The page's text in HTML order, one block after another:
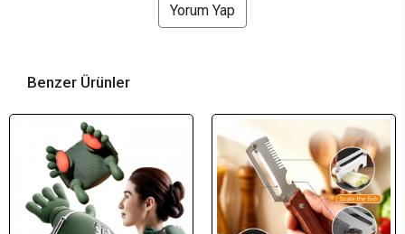
Yorum Yap
Benzer Ürünler